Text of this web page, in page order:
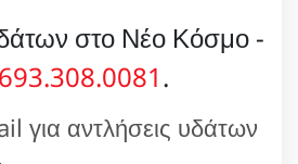
στο Νέο Κόσμο -
693.308.0081.
για αντλήσεις υδάτων